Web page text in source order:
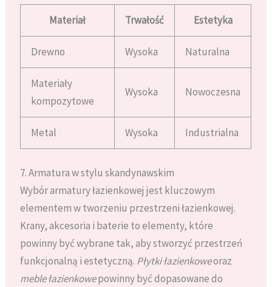
Materiał Trwałość Estetyka
Drewno Wysoka Naturalna
Materiały
kompozytowe
Wysoka Nowoczesna
Metal Wysoka Industrialna
7. Armatura w stylu skandynawskim
Wybór armatury łazienkowej jest kluczowym
elementem w tworzeniu przestrzeni łazienkowej.
Krany, akcesoria i baterie to elementy, które
powinny być wybrane tak, aby stworzyć przestrzeń
funkcjonalną i estetyczną. Płytki łazienkoweoraz
meble łazienkowepowinny być dopasowane do